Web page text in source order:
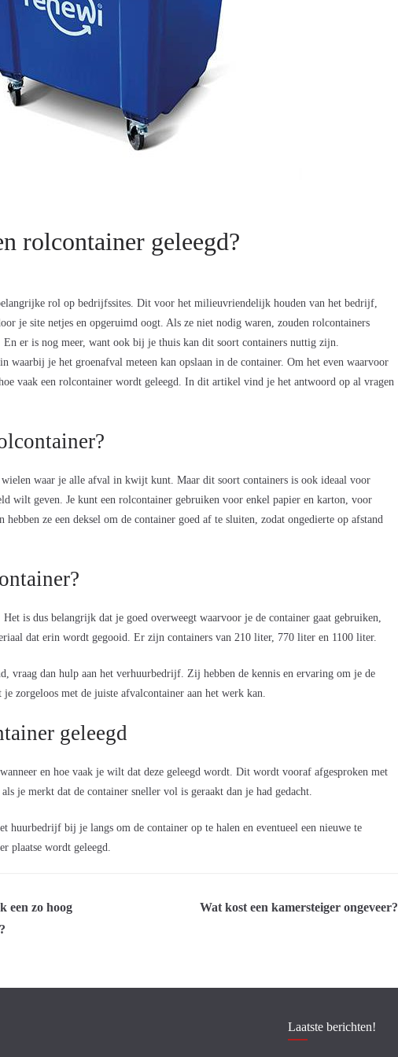
rolcontainer geleegd?
rol op bedrijfssites. Dit voor het milieuvriendelijk houden van het bedrijf,
je site netjes en opgeruimd oogt. Als ze niet nodig waren, zouden rolcontainers
er is nog meer, want ook bij je thuis kan dit soort containers nuttig zijn.
waarbij je het groenafval meteen kan opslaan in de container. Om het even waarvoor
vaak een rolcontainer wordt geleegd. In dit artikel vind je het antwoord op al vragen
waar je alle afval in kwijt kunt. Maar dit soort containers is ook ideaal voor
wilt geven. Je kunt een rolcontainer gebruiken voor enkel papier en karton, voor
hebben ze een deksel om de container goed af te sluiten, zodat ongedierte op afstand
is dus belangrijk dat je goed overweegt waarvoor je de container gaat gebruiken,
dat erin wordt gegooid. Er zijn containers van 210 liter, 770 liter en 1100 liter.
vraag dan hulp aan het verhuurbedrijf. Zij hebben de kennis en ervaring om je de
zorgeloos met de juiste afvalcontainer aan het werk kan.
geleegd
en hoe vaak je wilt dat deze geleegd wordt. Dit wordt vooraf afgesproken met
je merkt dat de container sneller vol is geraakt dan je had gedacht.
huurbedrijf bij je langs om de container op te halen en eventueel een nieuwe te
plaatse wordt geleegd.
een zo hoog
Wat kost een kamersteiger ongeveer?
Laatste berichten!